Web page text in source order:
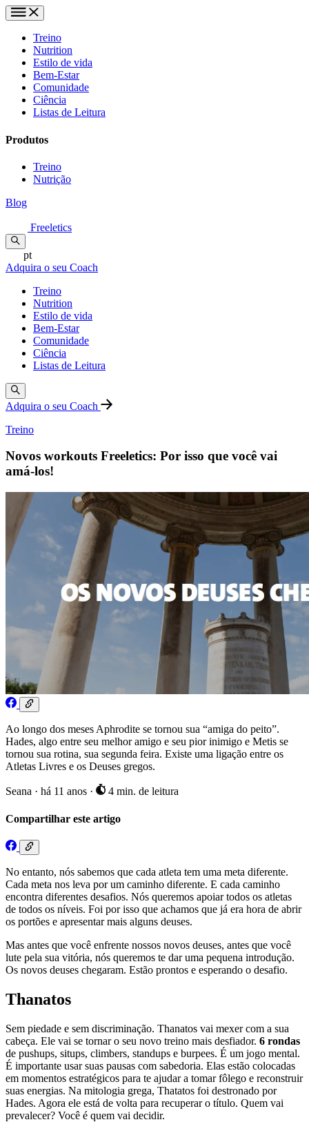
Treino
Nutrition
Estilo de vida
Bem-Estar
Comunidade
Ciência
Listas de Leitura
Produtos
Treino
Nutrição
Blog
Freeletics
pt
Adquira o seu Coach
Treino
Nutrition
Estilo de vida
Bem-Estar
Comunidade
Ciência
Listas de Leitura
Adquira o seu Coach
Treino
Novos workouts Freeletics: Por isso que você vai
amá-los!
Ao longo dos meses Aphrodite se tornou sua “amiga do peito”.
Hades, algo entre seu melhor amigo e seu pior inimigo e Metis se
tornou sua rotina, sua segunda feira. Existe uma ligação entre os
Atletas Livres e os Deuses gregos.
Seana · há 11 anos · 4 min. de leitura
Compartilhar este artigo
No entanto, nós sabemos que cada atleta tem uma meta diferente.
Cada meta nos leva por um caminho diferente. E cada caminho
encontra diferentes desafios. Nós queremos apoiar todos os atletas
de todos os níveis. Foi por isso que achamos que já era hora de abrir
os portões e apresentar mais alguns deuses.
Mas antes que você enfrente nossos novos deuses, antes que você
lute pela sua vitória, nós queremos te dar uma pequena introdução.
Os novos deuses chegaram. Estão prontos e esperando o desafio.
Thanatos
Sem piedade e sem discriminação. Thanatos vai mexer com a sua
cabeça. Ele vai se tornar o seu novo treino mais desfiador. 6 rondas
de pushups, situps, climbers, standups e burpees. É um jogo mental.
É importante usar suas pausas com sabedoria. Elas estão colocadas
em momentos estratégicos para te ajudar a tomar fôlego e reconstruir
suas energias. Na mitologia grega, Thatatos foi destronado por
Hades. Agora ele está de volta para recuperar o título. Quem vai
prevalecer? Você é quem vai decidir.